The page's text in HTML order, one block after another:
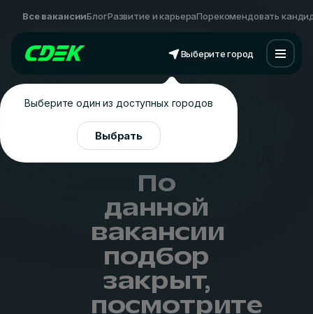
Все вакансииБлогРазвитие и карьераПорекомендовать
Выберите город
Выберите один из доступных городов
Выбрать
По
данной
вакансии
подбор
закрыт,
посмотрите